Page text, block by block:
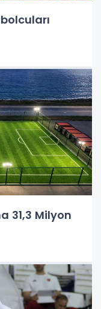
31,3 Milyon